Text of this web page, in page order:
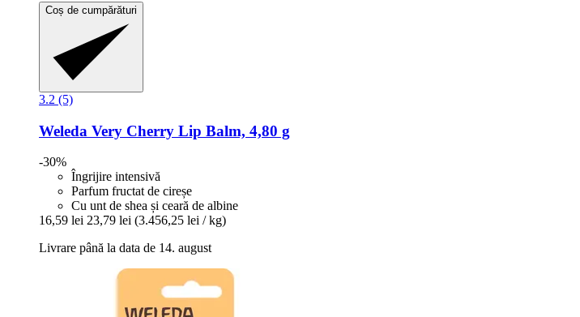
Coș de cumpărături
3.2 (5)
Weleda Very Cherry Lip Balm, 4,80 g
-30%
Îngrijire intensivă
Parfum fructat de cireșe
Cu unt de shea și ceară de albine
16,59 lei 23,79 lei (3.456,25 lei / kg)
Livrare până la data de 14. august